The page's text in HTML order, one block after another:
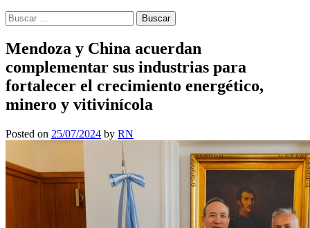
Buscar:
Mendoza y China acuerdan
complementar sus industrias para
fortalecer el crecimiento energético,
minero y vitivinícola
Posted on 25/07/2024 by RN